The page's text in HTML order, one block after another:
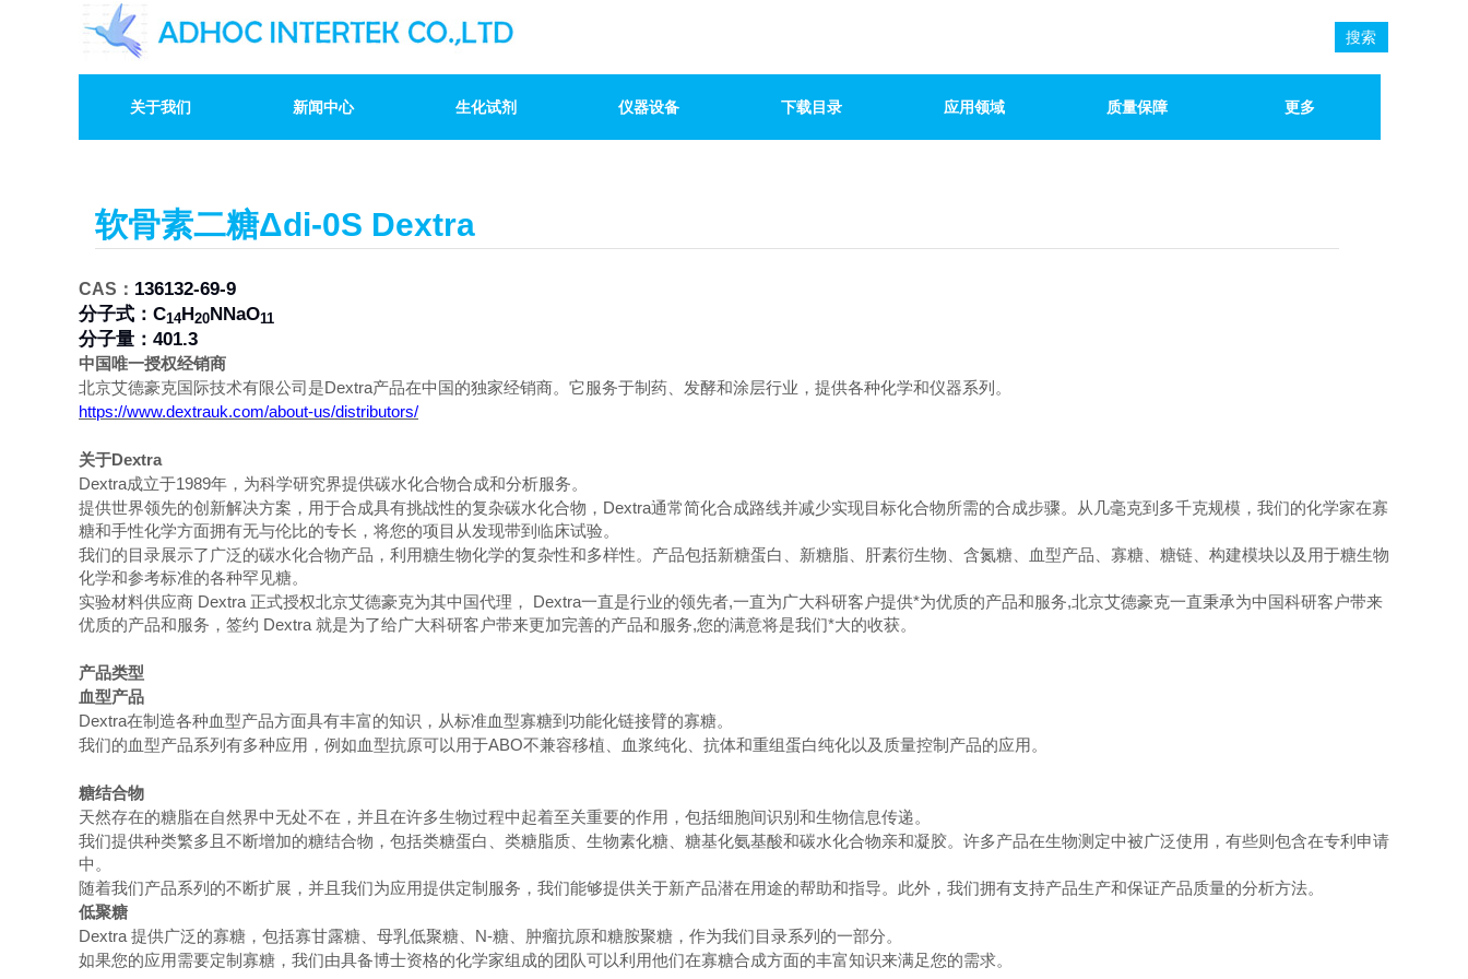
搜索
关于我们 新闻中心 生化试剂 仪器设备 下载目录 应用领域 质量保障 更多
软骨素二糖Δdi-0S Dextra
CAS： 136132-69-9
分子式： C14H20NNaO11
分子量：401.3
中国唯一授权经销商
北京艾德豪克国际技术有限公司是Dextra产品在中国的独家经销商。它服务于制药、发酵和涂层行业，提供各种化学和仪器系列。
https://www.dextrauk.com/about-us/distributors/
关于Dextra
Dextra成立于1989年，为科学研究界提供碳水化合物合成和分析服务。
提供世界领先的创新解决方案，用于合成具有挑战性的复杂碳水化合物， Dextra通常简化合成路线并减少实现目标化合物所需的合成步骤。从几毫克到多千克规模，我们的化学家在寡
糖和手性化学方面拥有无与伦比的专长，将您的项目从发现带到临床试验。
我们的目录展示了广泛的碳水化合物产品，利用糖生物化学的复杂性和多样性。产品包括新糖蛋白、新糖脂、肝素衍生物、含氮糖、血型产品、寡糖、糖链、构建模块以及用于糖生物
化学和参考标准的各种罕见糖。
实验材料供应商 Dextra 正式授权北京艾德豪克为其中国代理， Dextra一直是行业的领先者,一直为广大科研客户提供*为优质的产品和服务,北京艾德豪克一直秉承为中国科研客户带来
优质的产品和服务，签约 Dextra 就是为了给广大科研客户带来更加完善的产品和服务,您的满意将是我们*大的收获。
产品类型
血型产品
Dextra在制造各种血型产品方面具有丰富的知识，从标准血型寡糖到功能化链接臂的寡糖。
我们的血型产品系列有多种应用，例如血型抗原可以用于ABO不兼容移植、血浆纯化、抗体和重组蛋白纯化以及质量控制产品的应用。
糖结合物
天然存在的糖脂在自然界中无处不在，并且在许多生物过程中起着至关重要的作用，包括细胞间识别和生物信息传递。
我们提供种类繁多且不断增加的糖结合物，包括类糖蛋白、类糖脂质、生物素化糖、糖基化氨基酸和碳水化合物亲和凝胶。许多产品在生物测定中被广泛使用，有些则包含在专利申请
中。
随着我们产品系列的不断扩展，并且我们为应用提供定制服务，我们能够提供关于新产品潜在用途的帮助和指导。此外，我们拥有支持产品生产和保证产品质量的分析方法。
低聚糖
Dextra 提供广泛的寡糖，包括寡甘露糖、母乳低聚糖、 N-糖、肿瘤抗原和糖胺聚糖，作为我们目录系列的一部分。
如果您的应用需要定制寡糖，我们由具备博士资格的化学家组成的团队可以利用他们在寡糖合成方面的丰富知识来满足您的需求。